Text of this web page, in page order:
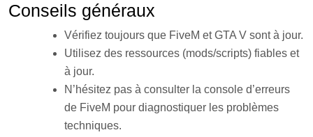
Conseils généraux
Vérifiez toujours que FiveM et GTA V sont à jour.
Utilisez des ressources (mods/scripts) fiables et
à jour.
N’hésitez pas à consulter la console d’erreurs
de FiveM pour diagnostiquer les problèmes
techniques.